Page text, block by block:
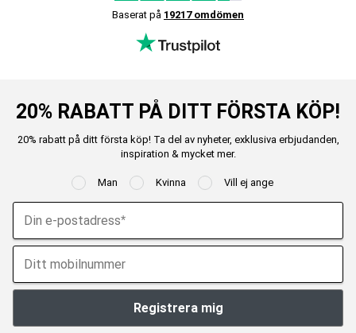
Baserat på 19217 omdömen
20% RABATT PÅ DITT FÖRSTA KÖP!
20% rabatt på ditt första köp! Ta del av nyheter, exklusiva erbjudanden,
inspiration & mycket mer.
Man Kvinna Vill ej ange